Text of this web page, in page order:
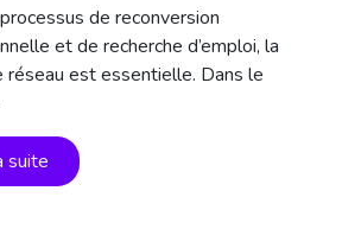
de reconversion
et de recherche d’emploi, la
réseau est essentielle. Dans le
suite